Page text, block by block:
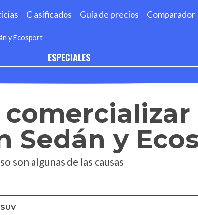
Clasificados Guía de precios Comparador
y Ecosport
ESPECIALES
Sedán y
son algunas de las causas
SUV